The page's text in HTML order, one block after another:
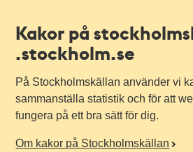
Kakor på
.stockholm.se
På Stockholmskällan använder vi
sammanställa statistik och för att
fungera på ett bra sätt för dig.
Om kakor på Stockholmskällan